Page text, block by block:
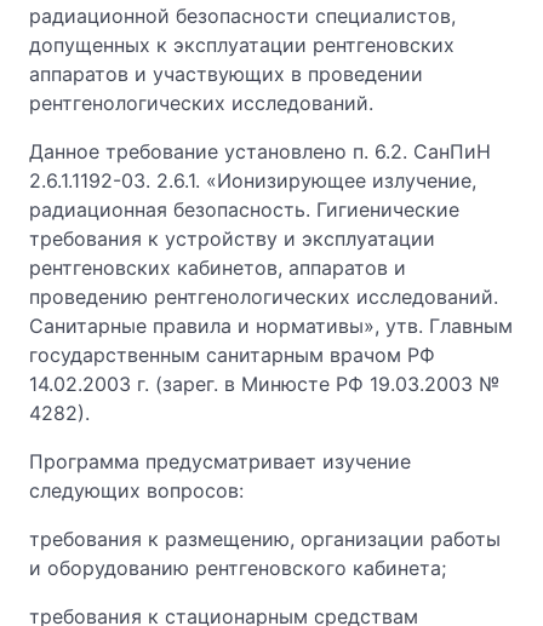
радиационной безопасности специалистов,
допущенных к эксплуатации рентгеновских
аппаратов и участвующих в проведении
рентгенологических исследований.
Данное требование установлено п. 6.2. СанПиН
2.6.1.1192-03. 2.6.1. «Ионизирующее излучение,
радиационная безопасность. Гигиенические
требования к устройству и эксплуатации
рентгеновских кабинетов, аппаратов и
проведению рентгенологических исследований.
Санитарные правила и нормативы», утв. Главным
государственным санитарным врачом РФ
14.02.2003 г. (зарег. в Минюсте РФ 19.03.2003 №
4282).
Программа предусматривает изучение
следующих вопросов:
требования к размещению, организации работы
и оборудованию рентгеновского кабинета;
требования к стационарным средствам